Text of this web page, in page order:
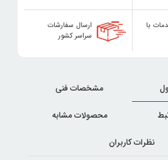
با
ارسال سفارشات
سراسر کشور
مشخصات فنی
محصولات مشابه
نظرات کاربران